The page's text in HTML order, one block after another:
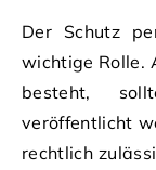
Der Schutz
wichtige Rolle.
besteht,
veröffentlicht
rechtlich